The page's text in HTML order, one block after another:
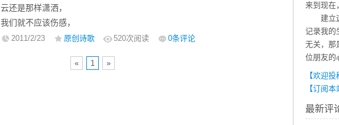
云还是那样潇洒，
我们就不应该伤感，
因为同学们暂时的分开，
——记录一下与青春有关的日子，以一首《想为你们写首歌》献给仙桃一中
2011/2/23 原创诗歌 520次阅读 0条评论
« 1 »
来到现在
建立
记录我的
无关，那
位朋友的
【欢迎投
【订阅本
最新评